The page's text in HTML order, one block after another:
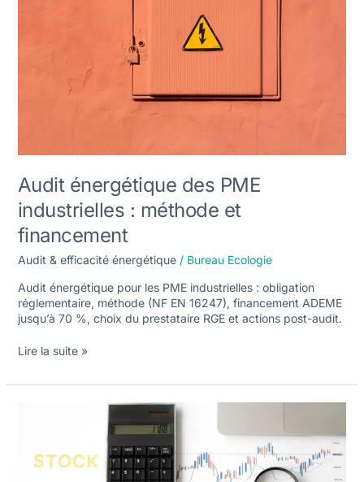
Audit énergétique des PME
industrielles : méthode et
financement
Audit & efficacité énergétique/ Bureau Ecologie
Audit énergétique pour les PME industrielles : obligation
réglementaire, méthode (NF EN 16247), financement ADEME
jusqu’à 70 %, choix du prestataire RGE et actions post-audit.
Lire la suite »
énergétique
réglementaire